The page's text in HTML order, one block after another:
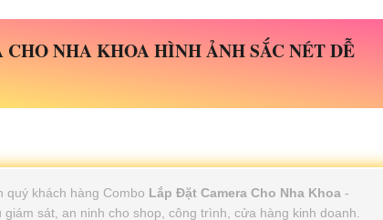
NHA KHOAHÌNH ẢNH SẮC NÉT DỄ
quý khách hàng Combo Lắp Đặt Camera Cho Nha Khoa -
sát, an ninh cho shop, công trình, cửa hàng kinh doanh.